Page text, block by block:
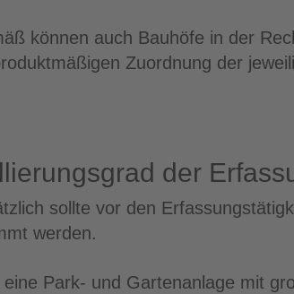
können auch Bauhöfe in der
Zuordnung der
der
sollte vor den
werden.
eine Park- und Gartenanlage mit